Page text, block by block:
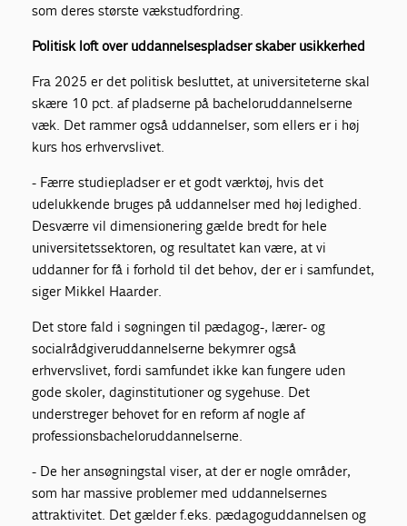
som deres største vækstudfordring.
Politisk loft over uddannelsespladser skaber usikkerhed
Fra 2025 er det politisk besluttet, at universiteterne skal
skære 10 pct. af pladserne på bacheloruddannelserne
væk. Det rammer også uddannelser, som ellers er i høj
kurs hos erhvervslivet.
- Færre studiepladser er et godt værktøj, hvis det
udelukkende bruges på uddannelser med høj ledighed.
Desværre vil dimensionering gælde bredt for hele
universitetssektoren, og resultatet kan være, at vi
uddanner for få i forhold til det behov, der er i samfundet,
siger Mikkel Haarder.
Det store fald i søgningen til pædagog-, lærer- og
socialrådgiveruddannelserne bekymrer også
erhvervslivet, fordi samfundet ikke kan fungere uden
gode skoler, daginstitutioner og sygehuse. Det
understreger behovet for en reform af nogle af
professionsbacheloruddannelserne.
- De her ansøgningstal viser, at der er nogle områder,
som har massive problemer med uddannelsernes
attraktivitet. Det gælder f.eks. pædagoguddannelsen og